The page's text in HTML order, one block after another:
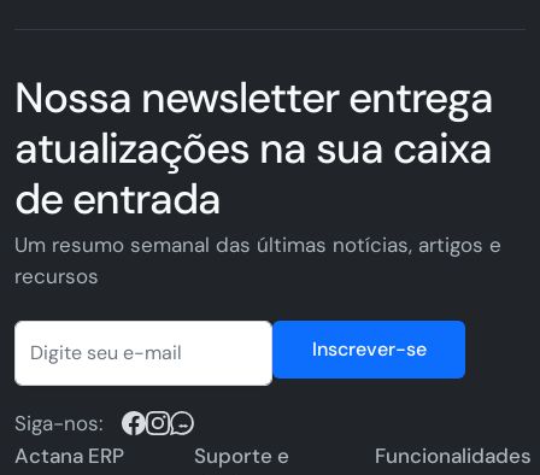
Nossa newsletter entrega
atualizações na sua caixa
de entrada
Um resumo semanal das últimas notícias, artigos e
recursos
Inscrever-se
Siga-nos:
Actana ERP
Suporte e
Funcionalidades